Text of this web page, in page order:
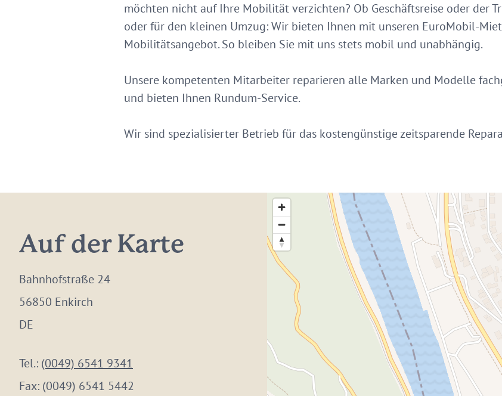
möchten nicht auf Ihre Mobilität verzichten? Ob Geschäftsreise oder der
oder für den kleinen Umzug: Wir bieten Ihnen mit unseren EuroMobil-
Mobilitätsangebot. So bleiben Sie mit uns stets mobil und unabhängig.
Unsere kompetenten Mitarbeiter reparieren alle Marken und Modelle
und bieten Ihnen Rundum-Service.
Wir sind spezialisierter Betrieb für das kostengünstige zeitsparende
Auf der Karte
Bahnhofstraße 24
56850 Enkirch
DE
Tel.: (0049) 6541 9341
Fax: (0049) 6541 5442